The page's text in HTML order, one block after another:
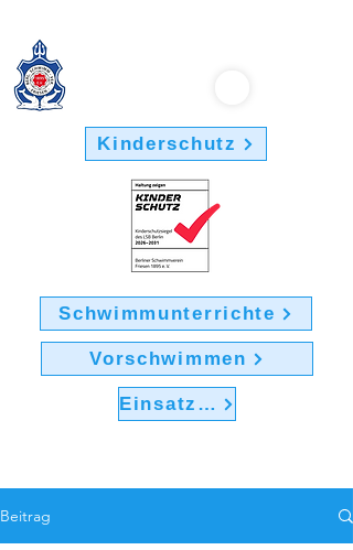
Kinderschutz
Schwimmunterrichte
Vorschwimmen
Einsatz im Verein
Beitrag